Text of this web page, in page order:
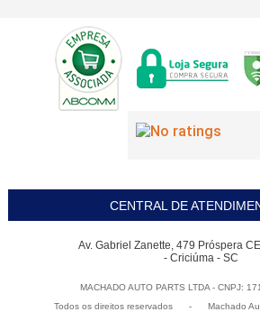
CENTRAL DE
Av. Gabriel Zanette, 479 Próspera
- Criciúma - SC
MACHADO AUTO PARTS LTDA - CNPJ:
Todos os direitos reservados
- Machado